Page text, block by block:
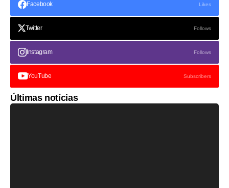
Facebook Likes
Twitter Follows
Instagram Follows
YouTube Subscribers
Últimas notícias